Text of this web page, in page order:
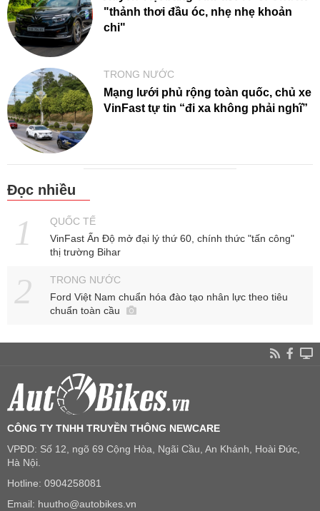
"thảnh thơi đầu óc, nhẹ nhẹ khoản
chi"
TRONG NƯỚC
Mạng lưới phủ rộng toàn quốc, chủ xe
VinFast tự tin “đi xa không phải nghĩ”
Đọc nhiều
QUỐC TẾ
VinFast Ấn Độ mở đại lý thứ 60, chính thức "tấn công"
thị trường Bihar
TRONG NƯỚC
Ford Việt Nam chuẩn hóa đào tạo nhân lực theo tiêu
chuẩn toàn cầu
CÔNG TY TNHH TRUYỀN THÔNG NEWCARE
VPĐD: Số 12, ngõ 69 Cộng Hòa, Ngãi Cầu, An Khánh, Hoài Đức,
Hà Nội.
Hotline: 0904258081
Email: huutho@autobikes.vn